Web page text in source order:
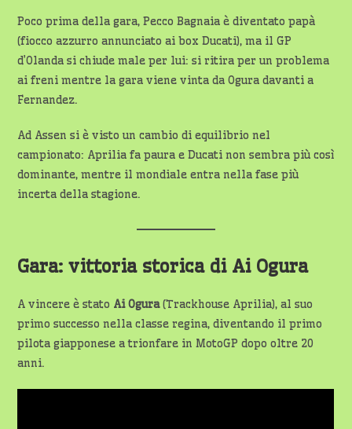
Poco prima della gara, Pecco Bagnaia è diventato papà
(fiocco azzurro annunciato ai box Ducati), ma il GP
d’Olanda si chiude male per lui: si ritira per un problema
ai freni mentre la gara viene vinta da Ogura davanti a
Fernandez.
Ad Assen si è visto un cambio di equilibrio nel
campionato: Aprilia fa paura e Ducati non sembra più così
dominante, mentre il mondiale entra nella fase più
incerta della stagione.
Gara: vittoria storica di Ai Ogura
A vincere è stato Ai Ogura(Trackhouse Aprilia), al suo
primo successo nella classe regina, diventando il primo
pilota giapponese a trionfare in MotoGP dopo oltre 20
anni.